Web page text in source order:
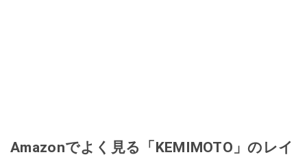
Amazonでよく見る「KEMIMOTO」のレイ